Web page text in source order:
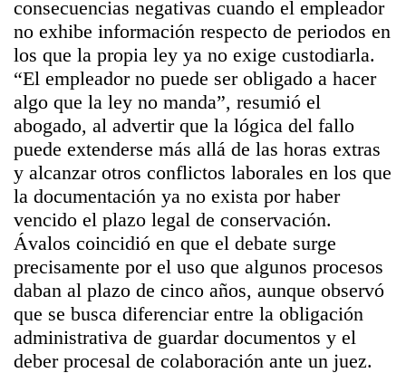
consecuencias negativas cuando el empleador
no exhibe información respecto de periodos en
los que la propia ley ya no exige custodiarla.
“El empleador no puede ser obligado a hacer
algo que la ley no manda”, resumió el
abogado, al advertir que la lógica del fallo
puede extenderse más allá de las horas extras
y alcanzar otros conflictos laborales en los que
la documentación ya no exista por haber
vencido el plazo legal de conservación.
Ávalos coincidió en que el debate surge
precisamente por el uso que algunos procesos
daban al plazo de cinco años, aunque observó
que se busca diferenciar entre la obligación
administrativa de guardar documentos y el
deber procesal de colaboración ante un juez.